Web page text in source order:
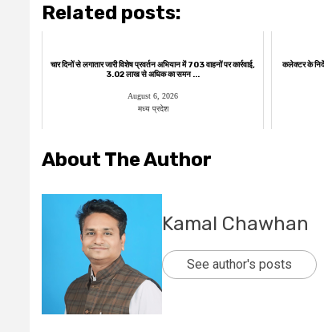
Related posts:
चार दिनों से लगातार जारी विशेष प्रवर्तन अभियान में 703 वाहनों पर कार्रवाई,
₹3.02 लाख से अधिक का समन ...
August 6, 2026
मध्य प्रदेश
कलेक्टर के
About The Author
Kamal Chawhan
See author's posts